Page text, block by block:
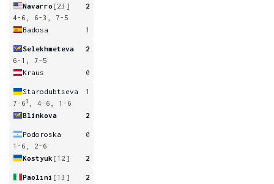
Navarro [23]
2
4-6, 6-3, 7-5
Badosa
1
Selekhmeteva
2
6-1, 7-5
Kraus
0
Starodubtseva
1
7-63
, 4-6, 1-6
Blinkova
2
Podoroska
0
1-6, 2-6
Kostyuk [12] 2
Paolini [13]
2